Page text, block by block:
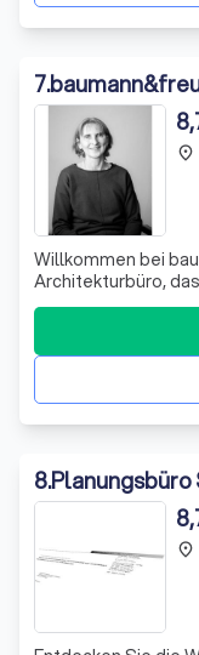
7.
Willkommen bei
Architekturbüro,
Räume zu
werden. Wir
nur das Errichten
von
place
8.
place